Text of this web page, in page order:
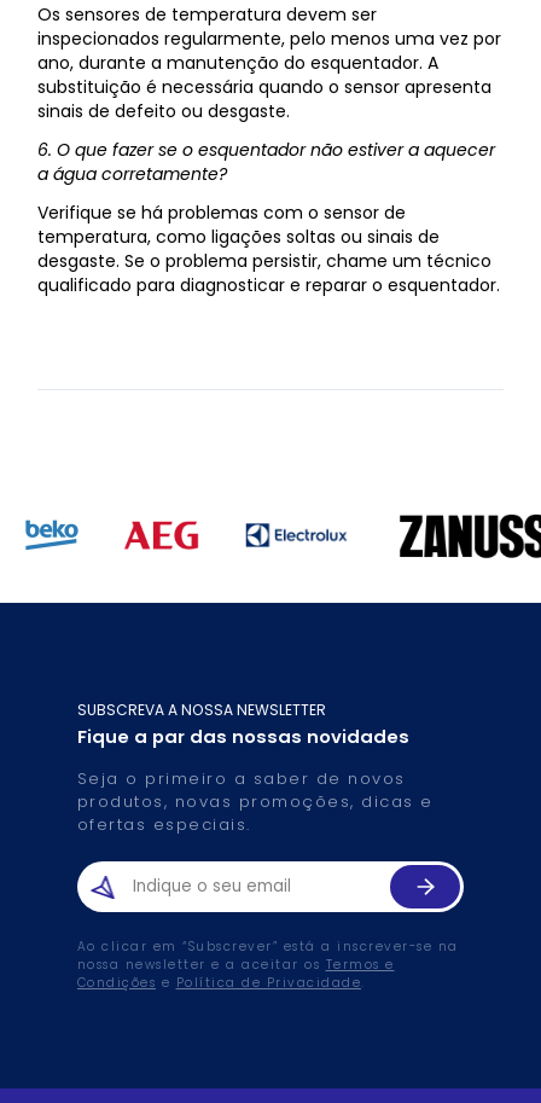
Os sensores de temperatura devem ser
inspecionados regularmente, pelo menos uma vez por
ano, durante a manutenção do esquentador. A
substituição é necessária quando o sensor apresenta
sinais de defeito ou desgaste.
6. O que fazer se o esquentador não estiver a aquecer
a água corretamente?
Verifique se há problemas com o sensor de
temperatura, como ligações soltas ou sinais de
desgaste. Se o problema persistir, chame um técnico
qualificado para diagnosticar e reparar o esquentador.
SUBSCREVA A NOSSA NEWSLETTER
Fique a par das nossas novidades
Seja o primeiro a saber de novos
produtos, novas promoções, dicas e
ofertas especiais.
Ao clicar em “Subscrever” está a inscrever-se na
nossa newsletter e a aceitar os Termos e
Condições e Política de Privacidade.